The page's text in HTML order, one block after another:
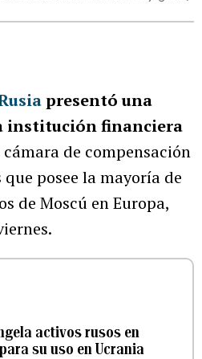
presentó una
institución financiera
cámara de compensación
que posee la mayoría de
de Moscú en Europa,
activos rusos en
su uso en Ucrania